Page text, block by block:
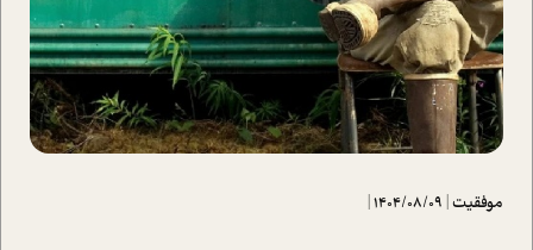
موفقیت|
1404/08/09
|